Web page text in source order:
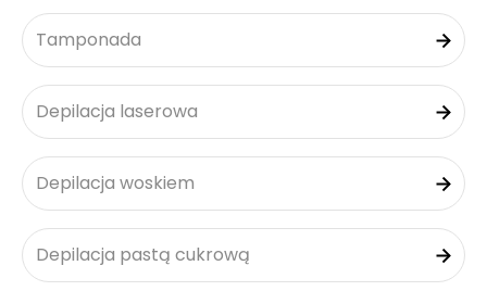
Tamponada
Depilacja laserowa
Depilacja woskiem
Depilacja pastą cukrową